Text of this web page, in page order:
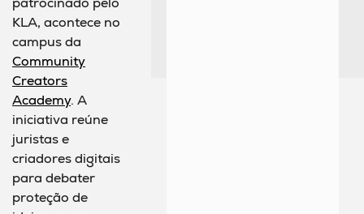
KLA, acontece no
campus da
Community
Creators
Academy. A
iniciativa reúne
juristas e
criadores digitais
para debater
proteção de